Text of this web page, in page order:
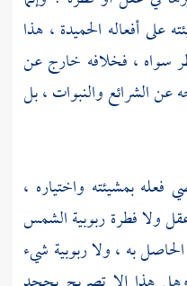
على أفعاله الحميدة ، هذا
سواه ، فخلافه خارج عن
عن الشرائع والنبوات ، بل
فعله بمشيئته واختياره ،
ولا فطرة ربوبية الشمس
الحاصل به ، ولا ربوبية شيء